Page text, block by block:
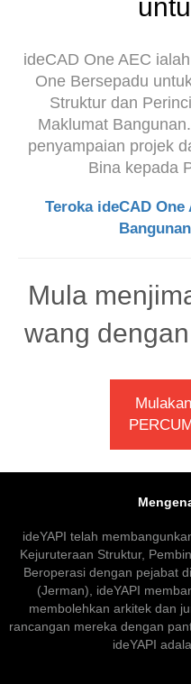
ideCAD One AEC
One Bersepadu
Struktur dan
Maklumat
penyampaian projek
Bina kepada
Teroka ideCAD
Mula
wang
ideYAPI telah
Kejuruteraan Struktur,
Beroperasi dengan pejabat
(Jerman), ideYAPI
membolehkan arkitek dan
rancangan mereka dengan
ideYAPI